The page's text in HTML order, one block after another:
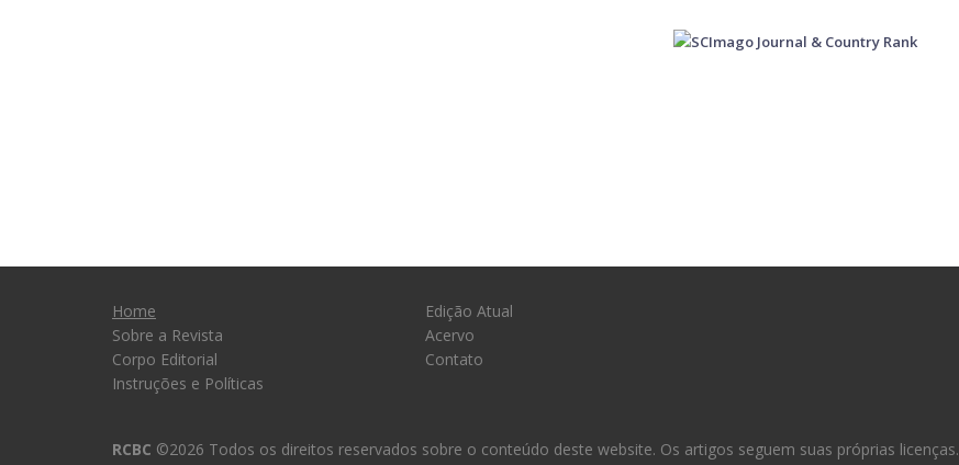
Home
Sobre a Revista
Corpo Editorial
Instruções e Políticas
Edição Atual
Acervo
Contato
RCBC ©2026 Todos os direitos reservados sobre o conteúdo deste website. Os artigos seguem suas próprias licenças.